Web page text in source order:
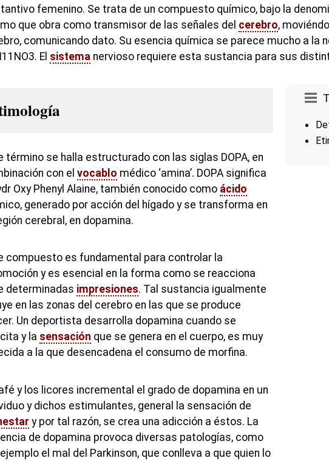
femenino. Se trata de un compuesto químico, bajo la
que obra como transmisor de las señales del cerebro,
comunicando dato. Su esencia química se parece mucho a la
El sistema nervioso requiere esta sustancia para sus
término se halla estructurado con las siglas DOPA, en
con el vocablo médico ‘amina’. DOPA significa
Oxy Phenyl Alaine, también conocido como ácido
generado por acción del hígado y se transforma en
cerebral, en dopamina.
compuesto es fundamental para controlar la
y es esencial en la forma como se reacciona
determinadas impresiones. Tal sustancia igualmente
en las zonas del cerebro en las que se produce
Un deportista desarrolla dopamina cuando se
y la sensación que se genera en el cuerpo, es muy
a la que desencadena el consumo de morfina.
y los licores incremental el grado de dopamina en un
y dichos estimulantes, general la sensación de
y por tal razón, se crea una adicción a éstos. La
de dopamina provoca diversas patologías, como
el mal del Parkinson, que conlleva a que quien lo